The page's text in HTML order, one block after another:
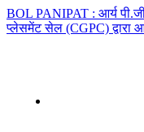
BOL PANIPAT : आर्य
प्लेसमेंट सेल (CGPC)